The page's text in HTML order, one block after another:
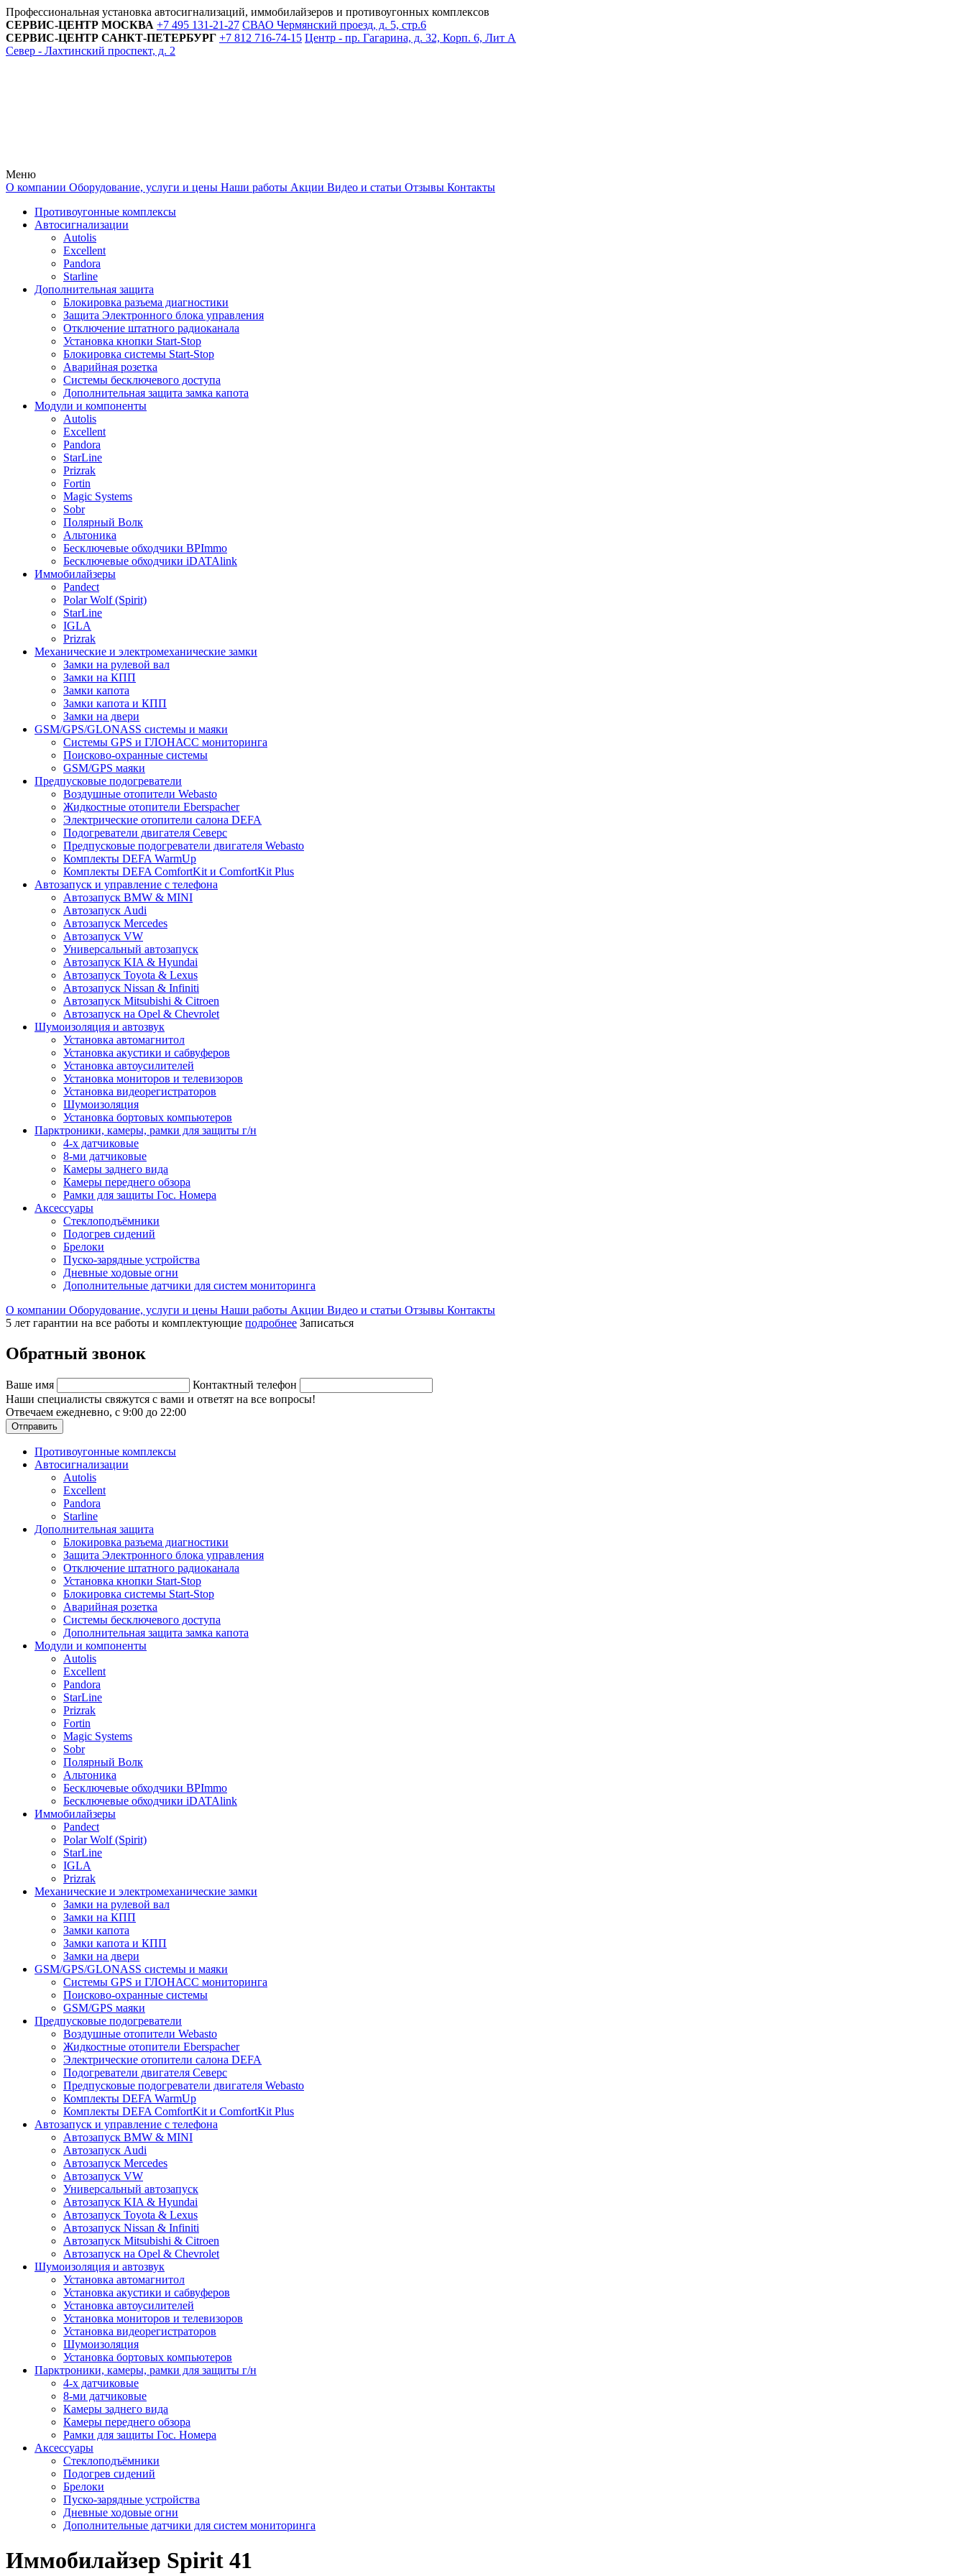
Профессиональная установка автосигнализаций, иммобилайзеров и противоугонных комплексов
СЕРВИС-ЦЕНТР МОСКВА +7 495 131-21-27 СВАО Чермянский проезд, д. 5, стр.6
СЕРВИС-ЦЕНТР САНКТ-ПЕТЕРБУРГ +7 812 716-74-15 Центр - пр. Гагарина, д. 32, Корп. 6, Лит А
Север - Лахтинский проспект, д. 2
Меню
О компании Оборудование, услуги и цены Наши работы Акции Видео и статьи Отзывы Контакты
Противоугонные комплексы
Автосигнализации
Autolis
Excellent
Pandora
Starline
Дополнительная защита
Блокировка разъема диагностики
Защита Электронного блока управления
Отключение штатного радиоканала
Установка кнопки Start-Stop
Блокировка системы Start-Stop
Аварийная розетка
Системы бесключевого доступа
Дополнительная защита замка капота
Модули и компоненты
Autolis
Excellent
Pandora
StarLine
Prizrak
Fortin
Magic Systems
Sobr
Полярный Волк
Альтоника
Бесключевые обходчики BPImmo
Бесключевые обходчики iDATAlink
Иммобилайзеры
Pandect
Polar Wolf (Spirit)
StarLine
IGLA
Prizrak
Механические и электромеханические замки
Замки на рулевой вал
Замки на КПП
Замки капота
Замки капота и КПП
Замки на двери
GSM/GPS/GLONASS системы и маяки
Системы GPS и ГЛОНАСС мониторинга
Поисково-охранные системы
GSM/GPS маяки
Предпусковые подогреватели
Воздушные отопители Webasto
Жидкостные отопители Eberspacher
Электрические отопители салона DEFA
Подогреватели двигателя Северс
Предпусковые подогреватели двигателя Webasto
Комплекты DEFA WarmUp
Комплекты DEFA ComfortKit и ComfortKit Plus
Автозапуск и управление с телефона
Автозапуск BMW & MINI
Автозапуск Audi
Автозапуск Mercedes
Автозапуск VW
Универсальный автозапуск
Автозапуск KIA & Hyundai
Автозапуск Toyota & Lexus
Автозапуск Nissan & Infiniti
Автозапуск Mitsubishi & Citroen
Автозапуск на Opel & Chevrolet
Шумоизоляция и автозвук
Установка автомагнитол
Установка акустики и сабвуферов
Установка автоусилителей
Установка мониторов и телевизоров
Установка видеорегистраторов
Шумоизоляция
Установка бортовых компьютеров
Парктроники, камеры, рамки для защиты г/н
4-х датчиковые
8-ми датчиковые
Камеры заднего вида
Камеры переднего обзора
Рамки для защиты Гос. Номера
Аксессуары
Стеклоподъёмники
Подогрев сидений
Брелоки
Пуско-зарядные устройства
Дневные ходовые огни
Дополнительные датчики для систем мониторинга
О компании Оборудование, услуги и цены Наши работы Акции Видео и статьи Отзывы Контакты
5 лет гарантии на все работы и комплектующие подробнее Записаться
Обратный звонок
Ваше имя
Контактный телефон
Наши специалисты свяжутся с вами и ответят на все вопросы!
Отвечаем ежедневно, с 9:00 до 22:00
Отправить
Противоугонные комплексы
Автосигнализации
Autolis
Excellent
Pandora
Starline
Дополнительная защита
Блокировка разъема диагностики
Защита Электронного блока управления
Отключение штатного радиоканала
Установка кнопки Start-Stop
Блокировка системы Start-Stop
Аварийная розетка
Системы бесключевого доступа
Дополнительная защита замка капота
Модули и компоненты
Autolis
Excellent
Pandora
StarLine
Prizrak
Fortin
Magic Systems
Sobr
Полярный Волк
Альтоника
Бесключевые обходчики BPImmo
Бесключевые обходчики iDATAlink
Иммобилайзеры
Pandect
Polar Wolf (Spirit)
StarLine
IGLA
Prizrak
Механические и электромеханические замки
Замки на рулевой вал
Замки на КПП
Замки капота
Замки капота и КПП
Замки на двери
GSM/GPS/GLONASS системы и маяки
Системы GPS и ГЛОНАСС мониторинга
Поисково-охранные системы
GSM/GPS маяки
Предпусковые подогреватели
Воздушные отопители Webasto
Жидкостные отопители Eberspacher
Электрические отопители салона DEFA
Подогреватели двигателя Северс
Предпусковые подогреватели двигателя Webasto
Комплекты DEFA WarmUp
Комплекты DEFA ComfortKit и ComfortKit Plus
Автозапуск и управление с телефона
Автозапуск BMW & MINI
Автозапуск Audi
Автозапуск Mercedes
Автозапуск VW
Универсальный автозапуск
Автозапуск KIA & Hyundai
Автозапуск Toyota & Lexus
Автозапуск Nissan & Infiniti
Автозапуск Mitsubishi & Citroen
Автозапуск на Opel & Chevrolet
Шумоизоляция и автозвук
Установка автомагнитол
Установка акустики и сабвуферов
Установка автоусилителей
Установка мониторов и телевизоров
Установка видеорегистраторов
Шумоизоляция
Установка бортовых компьютеров
Парктроники, камеры, рамки для защиты г/н
4-х датчиковые
8-ми датчиковые
Камеры заднего вида
Камеры переднего обзора
Рамки для защиты Гос. Номера
Аксессуары
Стеклоподъёмники
Подогрев сидений
Брелоки
Пуско-зарядные устройства
Дневные ходовые огни
Дополнительные датчики для систем мониторинга
Иммобилайзер Spirit 41